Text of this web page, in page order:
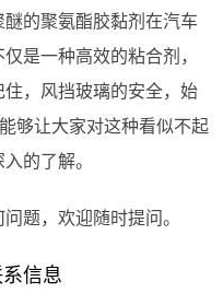
的聚氨酯胶黏剂在汽车
是一种高效的粘合剂，
，风挡玻璃的安全，始
够让大家对这种看似不起
的了解。
题，欢迎随时提问。
信息